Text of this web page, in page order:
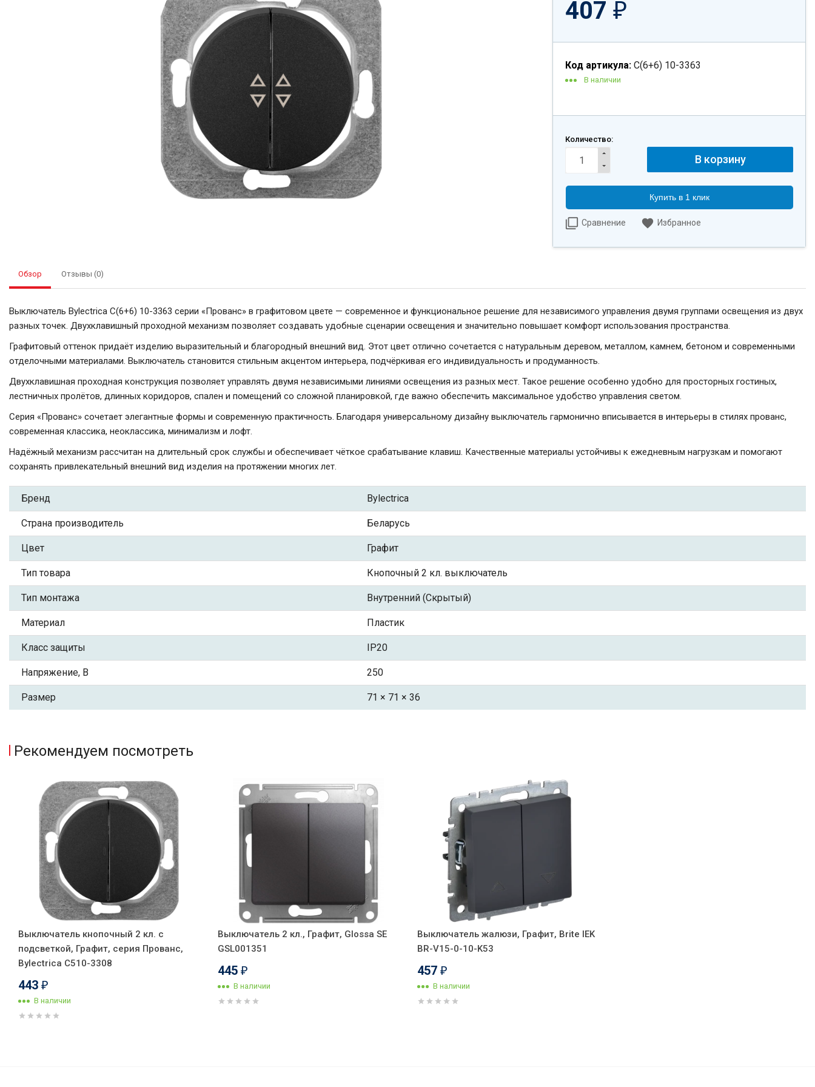
407 ₽
Код артикула: С(6+6) 10-3363
В наличии
Количество:
Купить в 1 клик
Сравнение Избранное
Обзор Отзывы (0)
Выключатель Bylectrica С(6+6) 10-3363 серии «Прованс» в графитовом цвете — современное и функциональное решение для независимого управления двумя группами освещения из двух
разных точек. Двухклавишный проходной механизм позволяет создавать удобные сценарии освещения и значительно повышает комфорт использования пространства.
Графитовый оттенок придаёт изделию выразительный и благородный внешний вид. Этот цвет отлично сочетается с натуральным деревом, металлом, камнем, бетоном и современными
отделочными материалами. Выключатель становится стильным акцентом интерьера, подчёркивая его индивидуальность и продуманность.
Двухклавишная проходная конструкция позволяет управлять двумя независимыми линиями освещения из разных мест. Такое решение особенно удобно для просторных гостиных,
лестничных пролётов, длинных коридоров, спален и помещений со сложной планировкой, где важно обеспечить максимальное удобство управления светом.
Серия «Прованс» сочетает элегантные формы и современную практичность. Благодаря универсальному дизайну выключатель гармонично вписывается в интерьеры в стилях прованс,
современная классика, неоклассика, минимализм и лофт.
Надёжный механизм рассчитан на длительный срок службы и обеспечивает чёткое срабатывание клавиш. Качественные материалы устойчивы к ежедневным нагрузкам и помогают
сохранять привлекательный внешний вид изделия на протяжении многих лет.
Бренд Bylectrica
Страна производитель Беларусь
Цвет Графит
Тип товара Кнопочный 2 кл. выключатель
Тип монтажа Внутренний (Скрытый)
Материал Пластик
Класс защиты IP20
Напряжение, В 250
Размер 71 × 71 × 36
Рекомендуем посмотреть
Выключатель кнопочный 2 кл. с
подсветкой, Графит, серия Прованс,
Bylectrica С510-3308
443 ₽
В наличии
Выключатель 2 кл., Графит, Glossa SE
GSL001351
445 ₽
В наличии
Выключатель жалюзи, Графит, Brite IEK
BR-V15-0-10-K53
457 ₽
В наличии